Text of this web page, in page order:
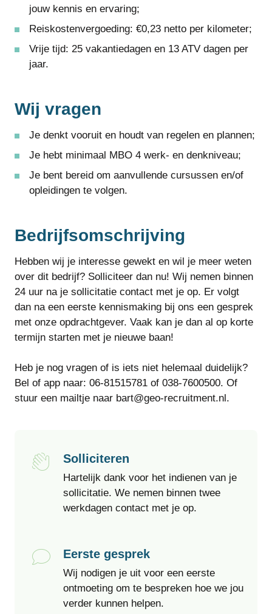
jouw kennis en ervaring;
Reiskostenvergoeding: €0,23 netto per kilometer;
Vrije tijd: 25 vakantiedagen en 13 ATV dagen per
jaar.
Wij vragen
Je denkt vooruit en houdt van regelen en plannen;
Je hebt minimaal MBO 4 werk- en denkniveau;
Je bent bereid om aanvullende cursussen en/of
opleidingen te volgen.
Bedrijfsomschrijving
Hebben wij je interesse gewekt en wil je meer weten
over dit bedrijf? Solliciteer dan nu! Wij nemen binnen
24 uur na je sollicitatie contact met je op. Er volgt
dan na een eerste kennismaking bij ons een gesprek
met onze opdrachtgever. Vaak kan je dan al op korte
termijn starten met je nieuwe baan!
Heb je nog vragen of is iets niet helemaal duidelijk?
Bel of app naar: 06-81515781 of 038-7600500. Of
stuur een mailtje naar bart@geo-recruitment.nl.
Solliciteren
Hartelijk dank voor het indienen van je
sollicitatie. We nemen binnen twee
werkdagen contact met je op.
Eerste gesprek
Wij nodigen je uit voor een eerste
ontmoeting om te bespreken hoe we jou
verder kunnen helpen.